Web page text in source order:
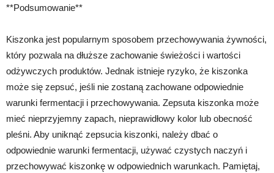
**Podsumowanie**
Kiszonka jest popularnym sposobem przechowywania żywności,
który pozwala na dłuższe zachowanie świeżości i wartości
odżywczych produktów. Jednak istnieje ryzyko, że kiszonka
może się zepsuć, jeśli nie zostaną zachowane odpowiednie
warunki fermentacji i przechowywania. Zepsuta kiszonka może
mieć nieprzyjemny zapach, nieprawidłowy kolor lub obecność
pleśni. Aby uniknąć zepsucia kiszonki, należy dbać o
odpowiednie warunki fermentacji, używać czystych naczyń i
przechowywać kiszonkę w odpowiednich warunkach. Pamiętaj,